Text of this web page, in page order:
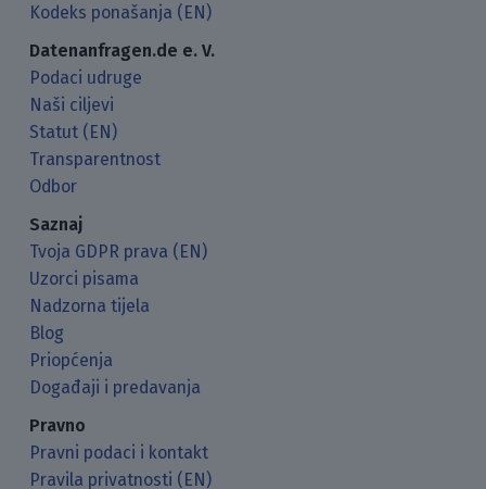
Kodeks ponašanja (EN)
Datenanfragen.de e. V.
Podaci udruge
Naši ciljevi
Statut (EN)
Transparentnost
Odbor
Saznaj
Tvoja GDPR prava (EN)
Uzorci pisama
Nadzorna tijela
Blog
Priopćenja
Događaji i predavanja
Pravno
Pravni podaci i kontakt
Pravila privatnosti (EN)